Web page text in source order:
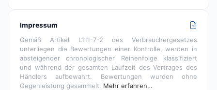
Impressum
Gemäß Artikel L111-7-2 des Verbrauchergesetzes
unterliegen die Bewertungen einer Kontrolle, werden in
absteigender chronologischer Reihenfolge klassifiziert
und während der gesamten Laufzeit des Vertrages des
Händlers aufbewahrt. Bewertungen wurden ohne
Gegenleistung gesammelt. Mehr erfahren…